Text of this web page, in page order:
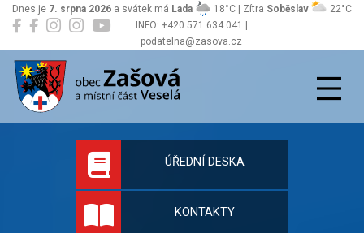
INFO: +420 571 634 041 |
podatelna@zasova.cz
Dnes je 7. srpna 2026 a svátek má Lada 18°C | Zítra Soběslav 22°C
Zašová
Oficiální stránky
ÚŘEDNÍ DESKA
KONTAKTY